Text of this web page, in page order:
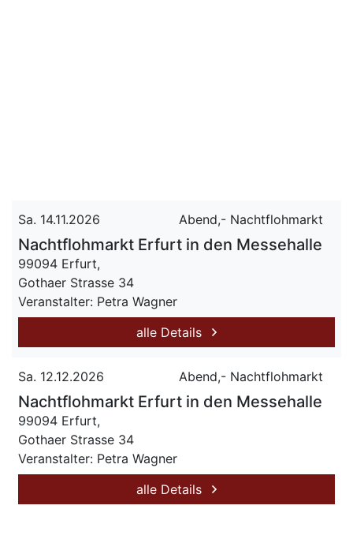
Sa. 14.11.2026 Abend,- Nachtflohmarkt
Nachtflohmarkt Erfurt in den Messehalle
99094 Erfurt,
Gothaer Strasse 34
Veranstalter: Petra Wagner
alle Details
Sa. 12.12.2026 Abend,- Nachtflohmarkt
Nachtflohmarkt Erfurt in den Messehalle
99094 Erfurt,
Gothaer Strasse 34
Veranstalter: Petra Wagner
alle Details